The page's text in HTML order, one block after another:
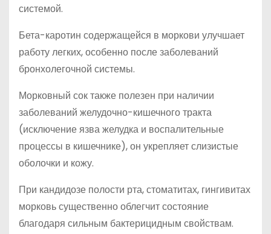
системой.
Бета-каротин содержащейся в моркови улучшает
работу легких, особенно после заболеваний
бронхолегочной системы.
Морковный сок также полезен при наличии
заболеваний желудочно-кишечного тракта
(исключение язва желудка и воспалительные
процессы в кишечнике), он укрепляет слизистые
оболочки и кожу.
При кандидозе полости рта, стоматитах, гингивитах
морковь существенно облегчит состояние
благодаря сильным бактерицидным свойствам.